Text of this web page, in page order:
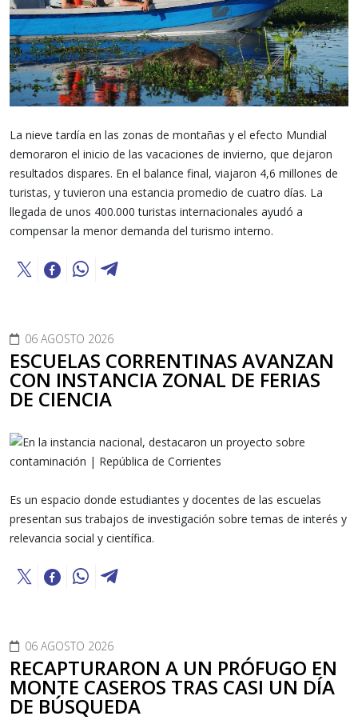
La nieve tardía en las zonas de montañas y el efecto Mundial
demoraron el inicio de las vacaciones de invierno, que dejaron
resultados dispares. En el balance final, viajaron 4,6 millones de
turistas, y tuvieron una estancia promedio de cuatro días. La
llegada de unos 400.000 turistas internacionales ayudó a
compensar la menor demanda del turismo interno.
06 AGOSTO 2026
ESCUELAS CORRENTINAS AVANZAN
CON INSTANCIA ZONAL DE FERIAS
DE CIENCIA
Es un espacio donde estudiantes y docentes de las escuelas
presentan sus trabajos de investigación sobre temas de interés y
relevancia social y científica.
06 AGOSTO 2026
RECAPTURARON A UN PRÓFUGO EN
MONTE CASEROS TRAS CASI UN DÍA
DE BÚSQUEDA